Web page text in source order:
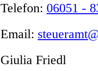
Telefon: 06051 -
Email:
Giulia Friedl